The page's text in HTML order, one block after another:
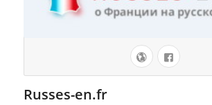
Russes-en.fr